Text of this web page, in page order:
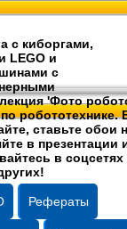
c киборгами,
LEGO и
c
'Фото
робототехнике.
ставьте обои
в презентации
в соцсетях
Рефераты